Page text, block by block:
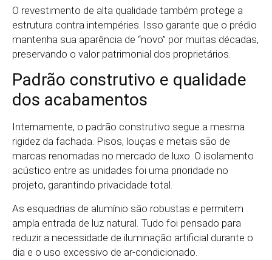
O revestimento de alta qualidade também protege a
estrutura contra intempéries. Isso garante que o prédio
mantenha sua aparência de “novo” por muitas décadas,
preservando o valor patrimonial dos proprietários.
Padrão construtivo e qualidade
dos acabamentos
Internamente, o padrão construtivo segue a mesma
rigidez da fachada. Pisos, louças e metais são de
marcas renomadas no mercado de luxo. O isolamento
acústico entre as unidades foi uma prioridade no
projeto, garantindo privacidade total.
As esquadrias de alumínio são robustas e permitem
ampla entrada de luz natural. Tudo foi pensado para
reduzir a necessidade de iluminação artificial durante o
dia e o uso excessivo de ar-condicionado.